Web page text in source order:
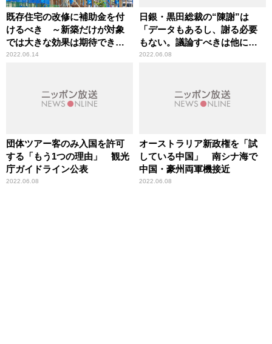
既存住宅の改修に補助金を付
けるべき ～新築だけが対象
では大きな効果は期待できな
い
2022.06.14
日銀・黒田総裁の“陳謝”は
「データもあるし、謝る必要
もない。議論すべきは他にあ
る」 高橋洋一が言及
2022.06.08
団体ツアー客のみ入国を許可
する「もう1つの理由」 観光
庁ガイドライン公表
2022.06.08
オーストラリア新政権を「試
している中国」 南シナ海で
中国・豪州両軍機接近
2022.06.08